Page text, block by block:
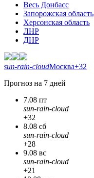
Весь Донбасс
Запорожская область
Херсонская область
ЛНР
ДНР
sun-rain-cloudМосква+32
Прогноз на 7 дней
7.08 пт
sun-rain-cloud
+32
8.08 сб
sun-rain-cloud
+28
9.08 вс
sun-rain-cloud
+21